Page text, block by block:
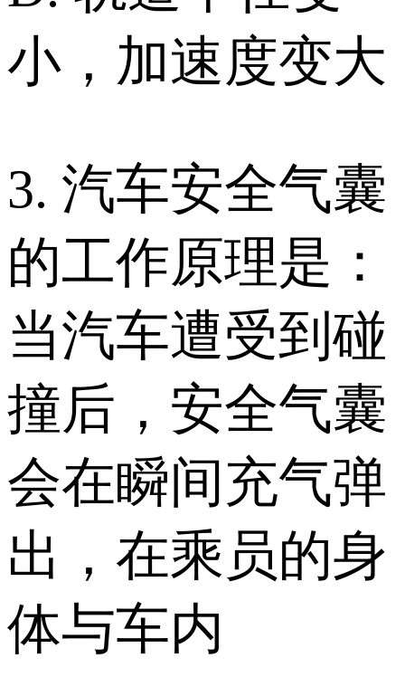
小，加速度变大
3. 汽车安全气囊
的工作原理是：
当汽车遭受到碰
撞后，安全气囊
会在瞬间充气弹
出，在乘员的身
体与车内